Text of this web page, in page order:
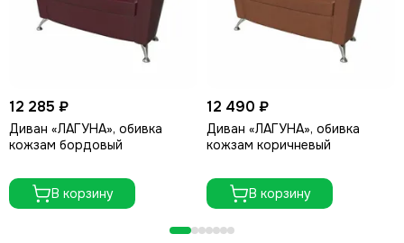
12 285 ₽
Диван «ЛАГУНА», обивка
кожзам бордовый
В корзину
12 490 ₽
Диван «ЛАГУНА», обивка
кожзам коричневый
В корзину